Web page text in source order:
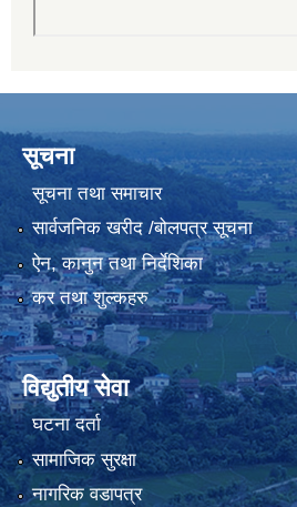
सूचना
सूचना तथा समाचार
सार्वजनिक खरीद /बोलपत्र सूचना
ऐन, कानुन तथा निर्देशिका
कर तथा शुल्कहरु
विद्युतीय सेवा
घटना दर्ता
सामाजिक सुरक्षा
नागरिक वडापत्र